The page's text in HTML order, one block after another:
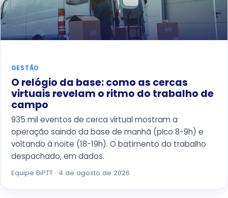
GESTÃO
O relógio da base: como as cercas
virtuais revelam o ritmo do trabalho de
campo
935 mil eventos de cerca virtual mostram a
operação saindo da base de manhã (pico 8-9h) e
voltando à noite (18-19h). O batimento do trabalho
despachado, em dados.
Equipe BiPTT · 4 de agosto de 2026